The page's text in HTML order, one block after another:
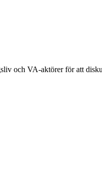
och VA-aktörer för att